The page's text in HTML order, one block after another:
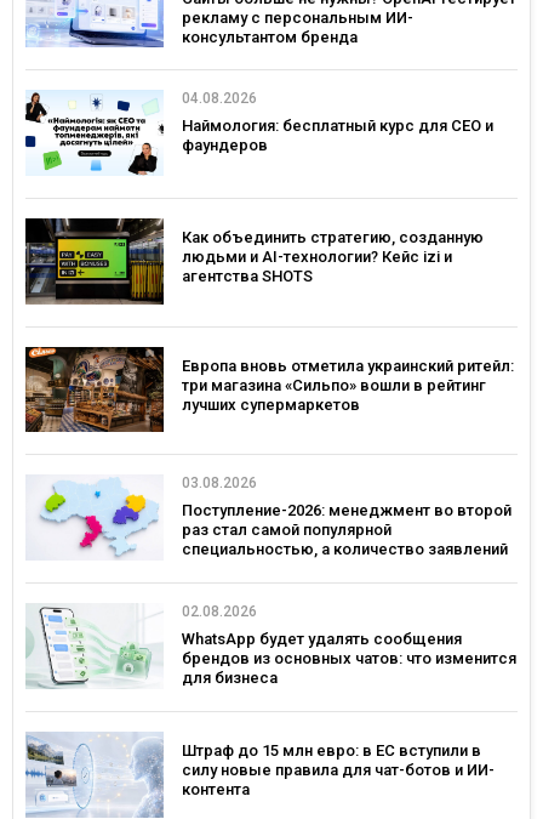
рекламу с персональным ИИ-
консультантом бренда
04.08.2026
Наймология: бесплатный курс для CEO и
фаундеров
Как объединить стратегию, созданную
людьми и AI-технологии? Кейс izi и
агентства SHOTS
Европа вновь отметила украинский ритейл:
три магазина «Сильпо» вошли в рейтинг
лучших супермаркетов
03.08.2026
Поступление-2026: менеджмент во второй
раз стал самой популярной
специальностью, а количество заявлений
02.08.2026
WhatsApp будет удалять сообщения
брендов из основных чатов: что изменится
для бизнеса
Штраф до 15 млн евро: в ЕС вступили в
силу новые правила для чат-ботов и ИИ-
контента